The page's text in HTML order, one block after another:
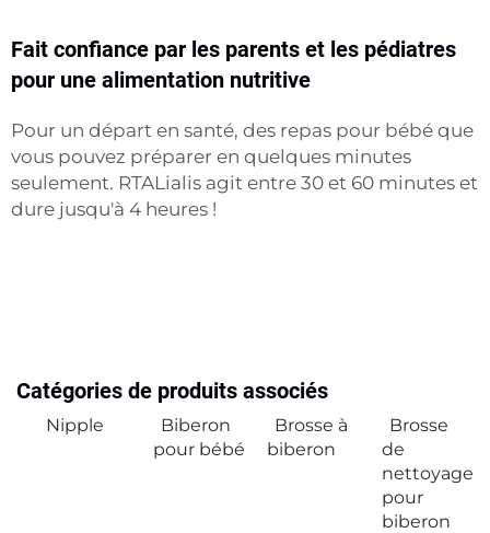
Fait confiance par les parents et les pédiatres
pour une alimentation nutritive
Pour un départ en santé, des repas pour bébé que
vous pouvez préparer en quelques minutes
seulement. RTALialis agit entre 30 et 60 minutes et
dure jusqu'à 4 heures !
Catégories de produits associés
Nipple
Biberon
pour bébé
Brosse à
biberon
Brosse
de
nettoyage
pour
biberon